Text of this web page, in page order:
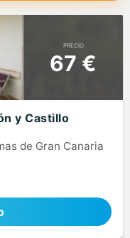
PRECIO
67 €
y Castillo
de Gran Canaria